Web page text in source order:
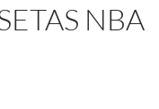
NBA